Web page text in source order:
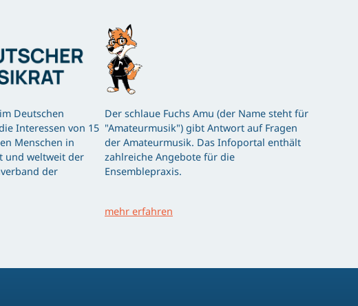
Deutschen
Interessen von 15
Menschen in
und weltweit der
der
Der schlaue Fuchs Amu (der Name steht für
"Amateurmusik") gibt Antwort auf Fragen
der Amateurmusik. Das Infoportal enthält
zahlreiche Angebote für die
Ensemblepraxis.
mehr erfahren